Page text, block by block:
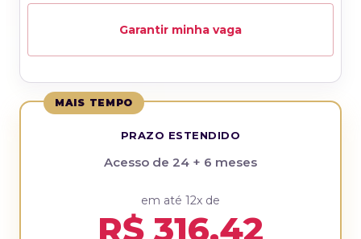
Garantir minha vaga
MAIS TEMPO
PRAZO ESTENDIDO
Acesso de 24 + 6 meses
em até 12x de
R$ 316,42